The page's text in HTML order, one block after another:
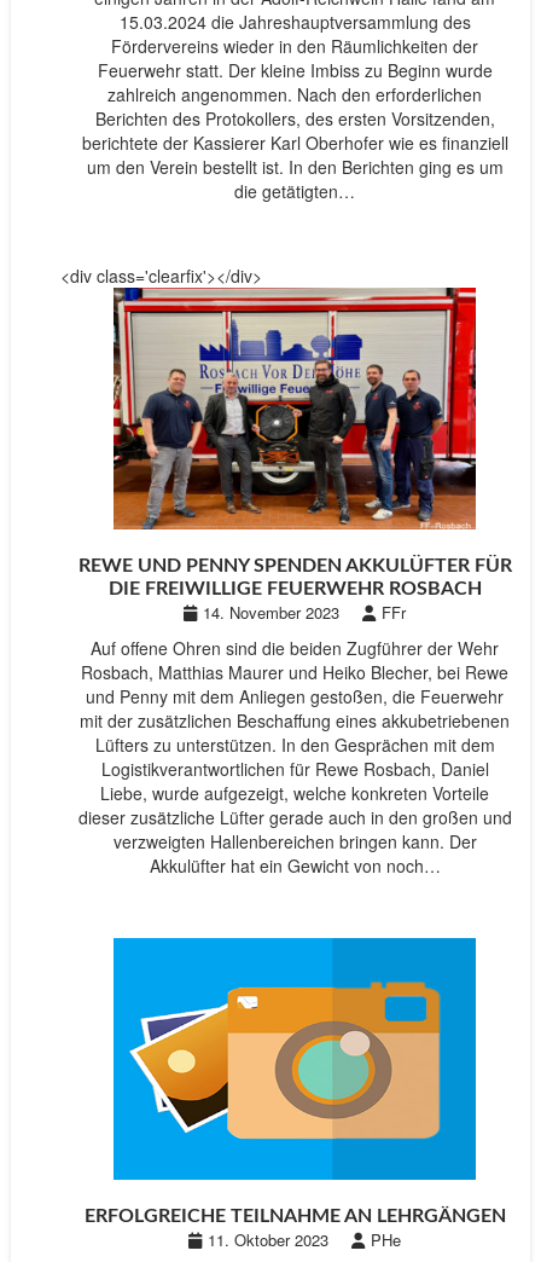
15.03.2024 die Jahreshauptversammlung des
Fördervereins wieder in den Räumlichkeiten der
Feuerwehr statt. Der kleine Imbiss zu Beginn wurde
zahlreich angenommen. Nach den erforderlichen
Berichten des Protokollers, des ersten Vorsitzenden,
berichtete der Kassierer Karl Oberhofer wie es finanziell
um den Verein bestellt ist. In den Berichten ging es um
die getätigten…
<div class='clearfix'></div>
REWE UND PENNY SPENDEN AKKULÜFTER FÜR
DIE FREIWILLIGE FEUERWEHR ROSBACH
14. November 2023 FFr
Auf offene Ohren sind die beiden Zugführer der Wehr
Rosbach, Matthias Maurer und Heiko Blecher, bei Rewe
und Penny mit dem Anliegen gestoßen, die Feuerwehr
mit der zusätzlichen Beschaffung eines akkubetriebenen
Lüfters zu unterstützen. In den Gesprächen mit dem
Logistikverantwortlichen für Rewe Rosbach, Daniel
Liebe, wurde aufgezeigt, welche konkreten Vorteile
dieser zusätzliche Lüfter gerade auch in den großen und
verzweigten Hallenbereichen bringen kann. Der
Akkulüfter hat ein Gewicht von noch…
ERFOLGREICHE TEILNAHME AN LEHRGÄNGEN
11. Oktober 2023 PHe